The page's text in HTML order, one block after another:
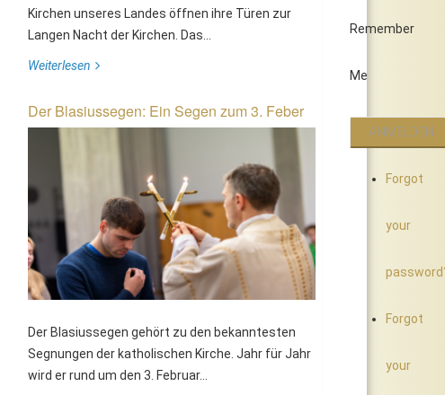
Remember
Me
Forgot
your
Forgot
your
Kirchen unseres Landes öffnen ihre Türen zur
Langen Nacht der Kirchen. Das...
Weiterlesen
Der Blasiussegen: Ein Segen zum 3. Feber
Der Blasiussegen gehört zu den bekanntesten
Segnungen der katholischen Kirche. Jahr für Jahr
wird er rund um den 3. Februar...